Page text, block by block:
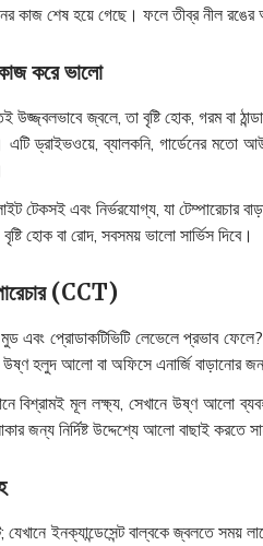
কাজ শেষ হয়ে গেছে। ফলে তীব্র নীল
করে ভালো
জ্বলে, তা বৃষ্টি হোক, গরম বা
ড্রাইভওয়ে, ব্যালকনি, গার্ডেনের মতো
টেকসই এবং নির্ভরযোগ্য, যা টেম্পারেচার
হোক বা রোদ, সবসময় ভালো সার্ভিস দিবে।
(CCT)
এবং প্রোডাকটিভিটি লেভেলে প্রভাব
উষ্ণ হলুদ আলো বা অফিসে এনার্জি
বিশ্রামই মূল লক্ষ্য, সেখানে উষ্ণ আলো
জন্য নির্দিষ্ট উদ্দেশ্যে আলো বাছাই
যেখানে ইনক্যান্ডেসেন্ট বাল্বকে জ্বলতে